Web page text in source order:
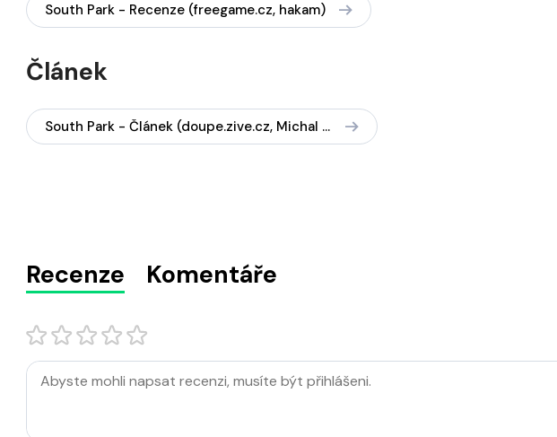
South Park - Recenze (freegame.cz, hakam)
Článek
South Park - Článek (doupe.zive.cz, Michal Acler)
Recenze Komentáře